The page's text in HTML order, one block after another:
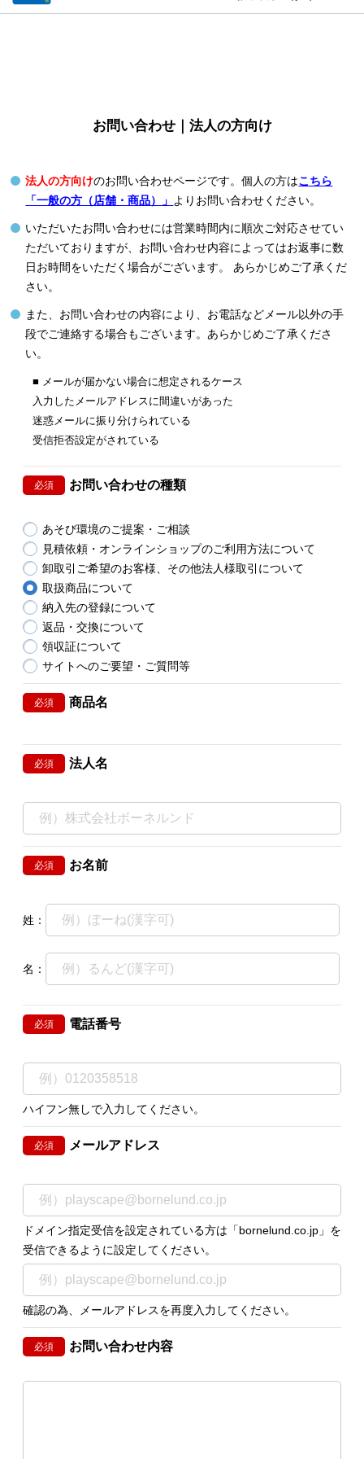
お問い合わせ｜法人の方向け
法人の方向けのお問い合わせページです。個人の方はこちら
「一般の方（店舗・商品）」 よりお問い合わせください。
いただいたお問い合わせには営業時間内に順次ご対応させてい
ただいておりますが、お問い合わせ内容によってはお返事に数
日お時間をいただく場合がございます。 あらかじめご了承くだ
さい。
また、お問い合わせの内容により、お電話などメール以外の手
段でご連絡する場合もございます。あらかじめご了承くださ
い。
■ メールが届かない場合に想定されるケース
入力したメールアドレスに間違いがあった
迷惑メールに振り分けられている
受信拒否設定がされている
必須 お問い合わせの種類
あそび環境のご提案・ご相談
見積依頼・オンラインショップのご利用方法について
卸取引ご希望のお客様、その他法人様取引について
取扱商品について
納入先の登録について
返品・交換について
領収証について
サイトへのご要望・ご質問等
必須 商品名
必須 法人名
必須 お名前
姓：
名：
必須 電話番号
ハイフン無しで入力してください。
必須 メールアドレス
ドメイン指定受信を設定されている方は「bornelund.co.jp」を
受信できるように設定してください。
確認の為、メールアドレスを再度入力してください。
必須 お問い合わせ内容